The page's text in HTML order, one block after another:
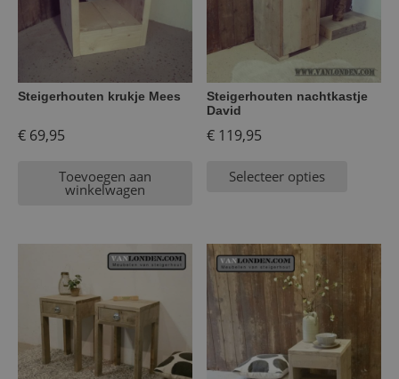
Steigerhouten krukje Mees
€ 69,95
Toevoegen aan
winkelwagen
Steigerhouten nachtkastje
David
€ 119,95
Selecteer opties